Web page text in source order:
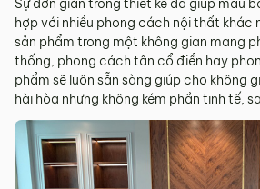
Sự đơn giản trong thiết kế đã giúp mẫu
hợp với nhiều phong cách nội thất khác
sản phẩm trong một không gian mang
thống, phong cách tân cổ điển hay
phẩm sẽ luôn sẵn sàng giúp cho không
hài hòa nhưng không kém phần tinh tế,